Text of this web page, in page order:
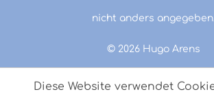
© 2026 Hugo Arens
nicht anders
Diese Website verwendet